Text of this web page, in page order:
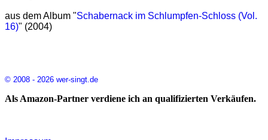
aus dem Album "Schabernack im Schlumpfen-Schloss (Vol.
16)" (2004)
© 2008 - 2026 wer-singt.de
Als Amazon-Partner verdiene ich an qualifizierten Verkäufen.